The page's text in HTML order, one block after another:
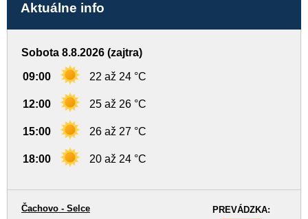
Aktuálne info
Sobota 8.8.2026 (zajtra)
09:00 22 až 24 °C
12:00 25 až 26 °C
15:00 26 až 27 °C
18:00 20 až 24 °C
PREVÁDZKA:
Čachovo - Selce